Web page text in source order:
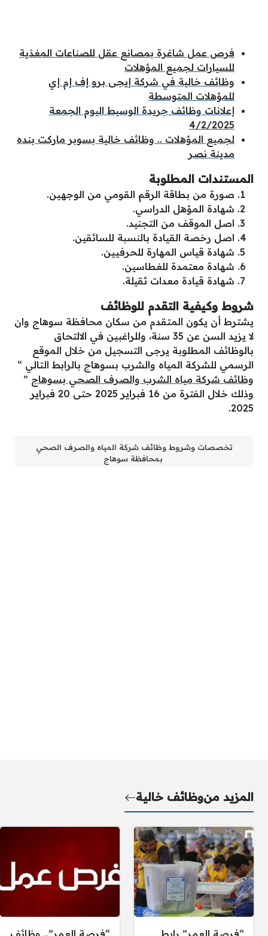
فرص عمل شاغرة بمصانع عقل للصناعات المغذية
للسيارات لجميع المؤهلات
وظائف خالية في شركة إيجى برو إف إم إي
للمؤهلات المتوسطة
إعلانات وظائف جريدة الوسيط اليوم الجمعة
4/2/2025
لجميع المؤهلات .. وظائف خالية بسوبر ماركت بنده
مدينة نصر
المستندات المطلوبة
صورة من بطاقة الرقم القومي من الوجهين.
شهادة المؤهل الدراسي.
اصل الموقف من التجنيد.
اصل رخصة القيادة بالنسبة للسائقين.
شهادة قياس المهارة للحرفيين.
شهادة معتمدة للغطاسين.
شهادة قيادة معدات ثقيلة.
شروط وكيفية التقدم للوظائف
يشترط أن يكون المتقدم من سكان محافظة سوهاج وان
لا يزيد السن عن 35 سنة، وللراغبين في الالتحاق
بالوظائف المطلوبة يرجى التسجيل من خلال الموقع
الرسمي للشركة المياه والشرب بسوهاج بالرابط التالي “
وظائف شركة مياه الشرب والصرف الصحي بسوهاج ”
وذلك خلال الفترة من 16 فبراير 2025 حتى 20 فبراير
2025.
تخصصات وشروط وظائف شركة المياه والصرف الصحي
بمحافظة سوهاج
المزيد منوظائف خالية
“فرصة العمر” رابط “فرصة العمر”.. وظائف